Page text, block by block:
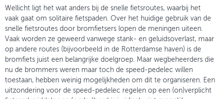
Wellicht ligt het wat anders bij de snelle fietsroutes, waarbij het
vaak gaat om solitaire fietspaden. Over het huidige gebruik van de
snelle fietsroutes door bromfietsers lopen de meningen uiteen.
Vaak worden ze geweerd vanwege stank- en geluidsoverlast, maar
op andere routes (bijvoorbeeld in de Rotterdamse haven) is de
bromfiets juist een belangrijke doelgroep. Maar wegbeheerders die
nu de brommers weren maar toch de speed-pedelec willen
toestaan, hebben weinig mogelijkheden om dit te organiseren. Een
uitzondering voor de speed-pedelec regelen op een (on)verplicht